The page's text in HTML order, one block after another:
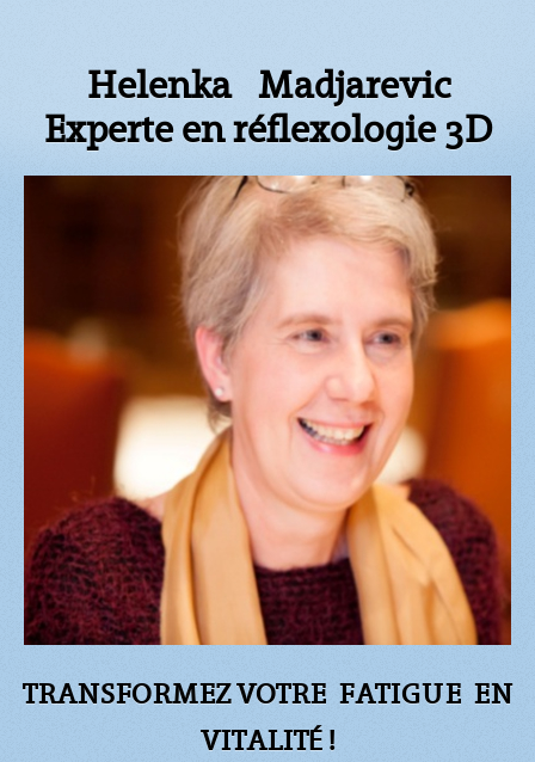
Helenka Madjarevic
Experte en réflexologie 3D
TRANSFORMEZ VOTRE FATIGUE EN
VITALITÉ !